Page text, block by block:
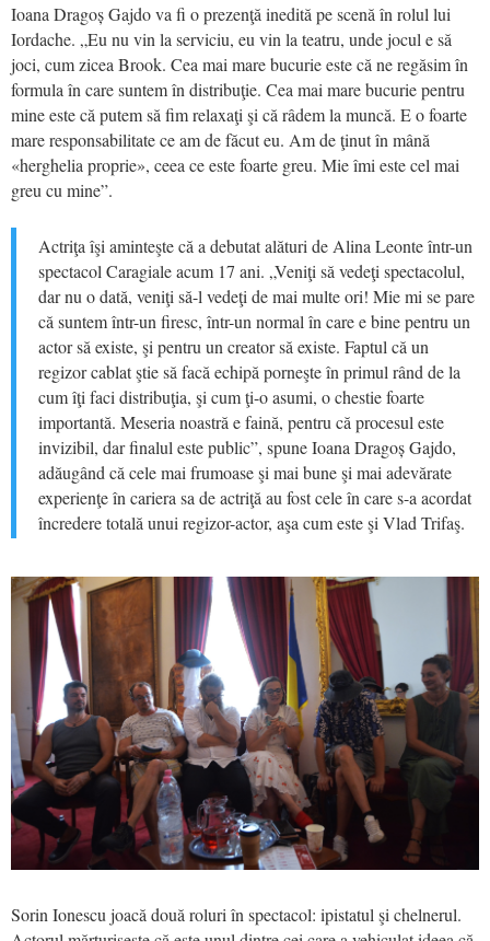
Ioana Dragoș Gajdo va fi o prezenţă inedită pe scenă în rolul lui
Iordache. „Eu nu vin la serviciu, eu vin la teatru, unde jocul e să
joci, cum zicea Brook. Cea mai mare bucurie este că ne regăsim în
formula în care suntem în distribuţie. Cea mai mare bucurie pentru
mine este că putem să fim relaxaţi şi că râdem la muncă. E o foarte
mare responsabilitate ce am de făcut eu. Am de ţinut în mână
«herghelia proprie», ceea ce este foarte greu. Mie îmi este cel mai
greu cu mine”.
Actriţa îşi aminteşte că a debutat alături de Alina Leonte într-un
spectacol Caragiale acum 17 ani. „Veniţi să vedeţi spectacolul,
dar nu o dată, veniţi să-l vedeţi de mai multe ori! Mie mi se pare
că suntem într-un firesc, într-un normal în care e bine pentru un
actor să existe, şi pentru un creator să existe. Faptul că un
regizor cablat ştie să facă echipă porneşte în primul rând de la
cum îţi faci distribuţia, şi cum ţi-o asumi, o chestie foarte
importantă. Meseria noastră e faină, pentru că procesul este
invizibil, dar finalul este public”, spune Ioana Dragoș Gajdo,
adăugând că cele mai frumoase şi mai bune şi mai adevărate
experienţe în cariera sa de actriţă au fost cele în care s-a acordat
încredere totală unui regizor-actor, aşa cum este şi Vlad Trifaş.
Sorin Ionescu joacă două roluri în spectacol: ipistatul şi chelnerul.